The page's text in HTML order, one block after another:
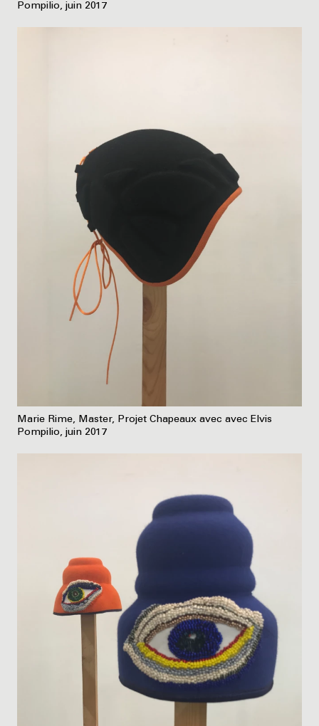
Pompilio, juin 2017
Marie Rime, Master, Projet Chapeaux avec avec Elvis
Pompilio, juin 2017